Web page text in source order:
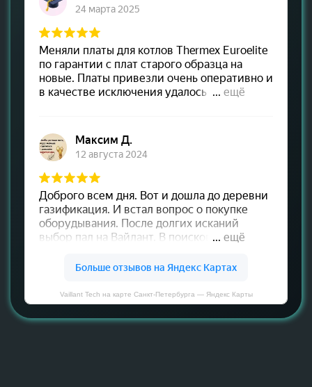
Vaillant Tech на карте Санкт‑Петербурга — Яндекс Карты